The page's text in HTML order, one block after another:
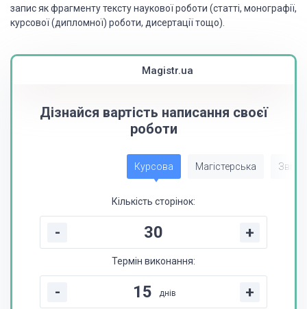
запис як фрагменту тексту наукової роботи (статті, монографії,
курсової (дипломної) роботи, дисертації тощо).
Magistr.ua
Дізнайся вартість написання своєї
роботи
Курсова Магістерська Звіт
Кількість сторінок:
- +
Термін виконання:
- днів +